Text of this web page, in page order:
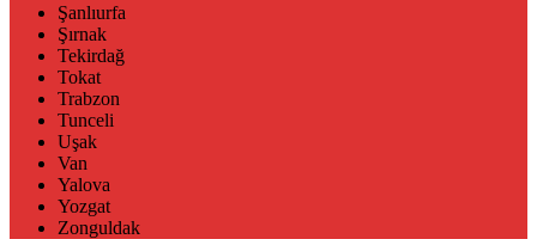
Şanlıurfa
Şırnak
Tekirdağ
Tokat
Trabzon
Tunceli
Uşak
Van
Yalova
Yozgat
Zonguldak